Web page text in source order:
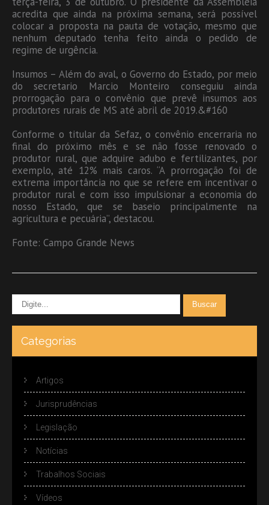
acredita que ainda na próxima semana, será possível
colocar a proposta na pauta de votação, mesmo que
nenhum deputado tenha feito ainda o pedido de
regime de urgência.
Insumos – Além do aval, o Governo do Estado, por meio
do secretario Marcio Monteiro conseguiu ainda
prorrogação para o convênio que prevê insumos aos
produtores rurais de MS até abril de 2019.&#160
Conforme o titular da Sefaz, o convênio encerraria no
final do próximo mês e se não fosse renovado o
produtor rural, que adquire adubo e fertilizantes, por
exemplo, até 12% mais caros. “A prorrogação foi de
extrema importância no que se refere em incentivar o
produtor rural e com isso impulsionar a economia do
nosso Estado, que se baseio principalmente na
agricultura e pecuária”, destacou.
Fonte: Campo Grande News
Categorias
Artigos
Jurisprudências
Legislação
Notícias
Trabalhos Sociais
Vídeos